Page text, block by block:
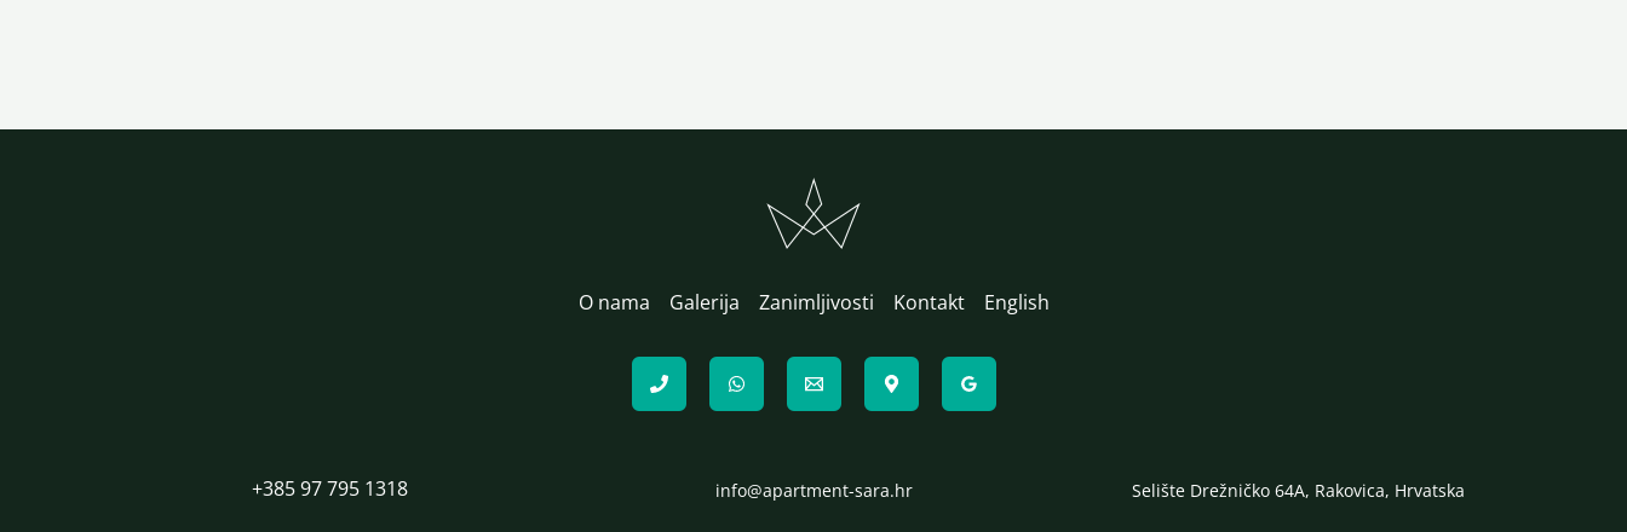
O nama Galerija Zanimljivosti Kontakt English
+385 97 795 1318 info@apartment-sara.hr Selište Drežničko 64A, Rakovica, Hrvatska